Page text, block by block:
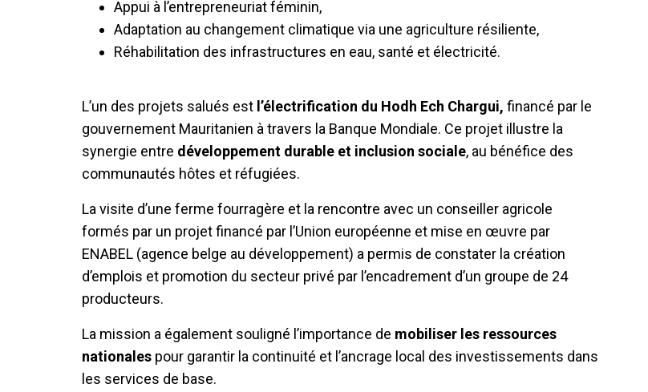
Appui à l’entrepreneuriat féminin,
Adaptation au changement climatique via une agriculture résiliente,
Réhabilitation des infrastructures en eau, santé et électricité.
L’un des projets salués est l’électrification du Hodh Ech Chargui, financé par le
gouvernement Mauritanien à travers la Banque Mondiale. Ce projet illustre la
synergie entre développement durable et inclusion sociale, au bénéfice des
communautés hôtes et réfugiées.
La visite d’une ferme fourragère et la rencontre avec un conseiller agricole
formés par un projet financé par l’Union européenne et mise en œuvre par
ENABEL (agence belge au développement) a permis de constater la création
d’emplois et promotion du secteur privé par l’encadrement d’un groupe de 24
producteurs.
La mission a également souligné l’importance de mobiliser les ressources
nationales pour garantir la continuité et l’ancrage local des investissements dans
les services de base.